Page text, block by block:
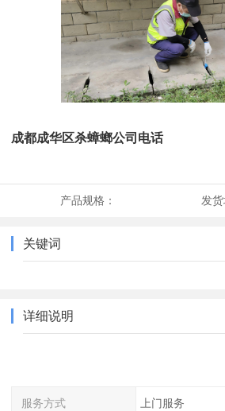
成都成华区杀蟑螂公司电话
产品规格： 发
关键词
详细说明
服务方式 上门服务